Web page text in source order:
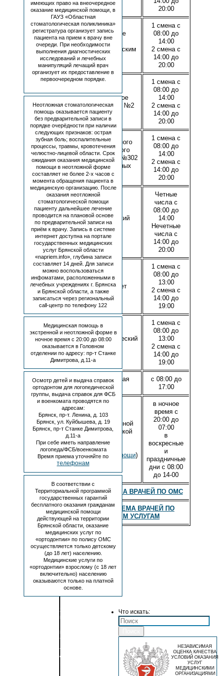
20:00
Хирургическое
отделение с
пародонтологическим
кабинетом
1 смена с
08:00 до
14:00
2 смена с
14:00 до
20:00
Ортопедическое
отделение №1 и №2
1 смена с
08:00 до
14:00
2 смена с
14:00 до
20:00
Кабинеты платного
терапевтического
лечения №301 и №302
(оказание платных
услуг)
1 смена с
08:00 до
14:00
2 смена с
14:00 до
20:00
Ортодонтический
кабинет
Четные
числа с
08:00 до
14:00
Нечетные
числа с
14:00 до
20:00
Рентгенкабинет
1 смена с
08:00 до
13:00
2 смена с
14:00 до
19:00
Физиотерапевтический
кабинет
1 смена с
08:00 до
13:00
2 смена с
14:00 до
19:00
Зуботехническая
лаборатория
с 08:00 до
17:00
Кабинет экстренной
стоматологической
(Объёмы
выполняемой помощи)
в ночное
время c
20:00 до
07:00
в
воскресные
и
праздничные
дни c 08:00
до 14-00
ГРАФИК ПРИЕМА ВРАЧЕЙ ПО ОМС
ГРАФИК ПРИЕМА ВРАЧЕЙ ПО
ПЛАТНЫМ УСЛУГАМ
ДЕТСКОЕ
СТОМАТОЛОГИЧЕСКОЕ
ОТДЕЛЕНИЕ
№1
241050,
г.
пр-
т.
Ленина,
д.
имеющих право на внеочередное
оказание медицинской помощи, в
ГАУЗ «Областная
стоматологическая поликлиника»
регистратура организует запись
пациента на прием к врачу вне
очереди. При необходимости
выполнения диагностических
исследований и лечебных
манипуляций лечащий врач
организует их предоставление в
первоочередном порядке.
Неотложная стоматологическая
помощь оказывается пациенту
без предварительной записи в
порядке очерёдности при наличии
следующих признаков: острая
зубная боль; воспалительные
процессы, травмы, кровотечения
челюстно-лицевой области. Срок
ожидания оказания медицинской
помощи в неотложной форме
составляет не более 2-х часов с
момента обращения пациента в
медицинскую организацию. После
оказания неотложной
стоматологической помощи
пациенту дальнейшее лечение
проводится на плановой основе
по предварительной записи на
приём к врачу. Запись в системе
интернет доступна на портале
государственных медицинских
услуг Брянской области
«napriem.info», глубина записи
составляет 14 дней. Для записи
можно воспользоваться
инфоматами, расположенными в
лечебных учреждениях г. Брянска
и Брянской области, а также
записаться через региональный
call-центр по телефону 122
Медицинская помощь в
экстренной и неотложной форме в
ночное время с 20:00 до 08:00
оказывается в Головном
отделении по адресу: пр-т Станке
Димитрова, д.11-а
Осмотр детей и выдача справок
ортодонтом для логопедической
группы, выдача справок для ФСБ
и военкомата проводятся по
адресам:
Брянск, пр-т. Ленина, д. 103
Брянск, ул. Куйбышева, д. 19
Брянск, пр-т Станке Димитрова,
д.11-а
При себе иметь направление
логопеда/ФСБ/военкомата
Время приема уточняйте по
телефонам
В соответствии с
Территориальной программой
государственных гарантий
бесплатного оказания гражданам
медицинской помощи
действующей на территории
Брянской области, оказание
медицинских услуг по
«ортодонтии» по полису ОМС
осуществляется только детскому
(до 18 лет) населению.
Медицинские услуги по
«ортодонтии» взрослому (с 18 лет
включительно) населению
оказываются только на платной
основе.
Что искать:
НЕЗАВИСИМАЯ
ОЦЕНКА КАЧЕСТВА
УСЛОВИЙ ОКАЗАНИЯ
УСЛУГ
МЕДИЦИНСКИМИ
ОРГАНИЗАЦИЯМИ